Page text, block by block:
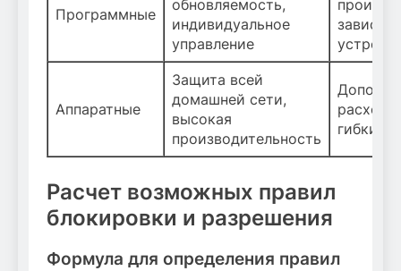
Программные
обновляемость,
индивидуальное
управление
зависит
Аппаратные
Защита всей
домашней сети,
высокая
производительность
гибкие
Расчет возможных правил
блокировки и разрешения
Формула для определения правил